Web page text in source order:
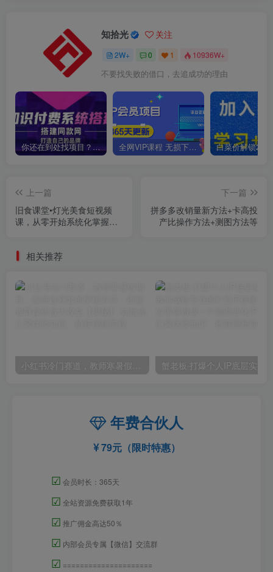
知拾光 关注
2W+ 0 1 10936W+
不要找失败的借口，去追成功的理由
你还在到处找项目？还在当韭菜？我靠卖项目一个月收入5万+，曾经我也是个失败者。 全网VIP课程 无损下载~
上一篇
旧食课堂•灯光美食短视频
课，从零开始系统化掌握常
下一篇
拼多多改销量新方法+卡高投
产比操作方法+测图方法等
相关推荐
小红书冷门赛道，教师寒暑假项目，多种连环套的变现方式，还能矩阵操作放大收益【揭秘】
年费合伙人
79元（限时特惠）
☑ 会员时长：365天
☑ 全站资源免费获取1年
☑ 推广佣金高达50％
☑ 内部会员专属【微信】交流群
☑ =====================